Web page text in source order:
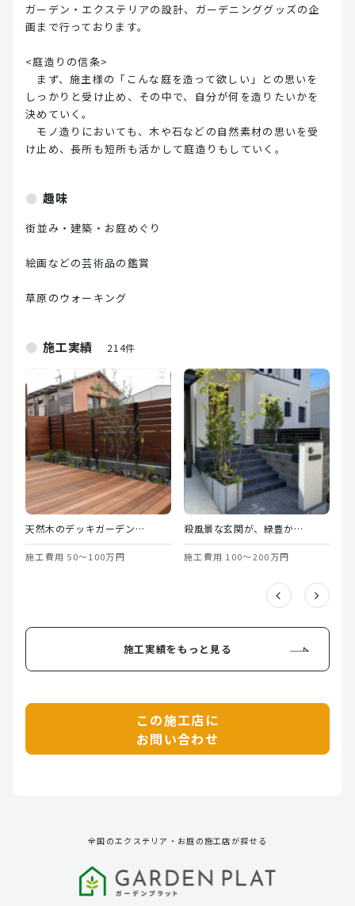
ガーデン・エクステリアの設計、ガーデニンググッズの企
画まで行っております。
<庭造りの信条>
まず、施主様の「こんな庭を造って欲しい」との思いを
しっかりと受け止め、その中で、自分が何を造りたいかを
決めていく。
モノ造りにおいても、木や石などの自然素材の思いを受
け止め、長所も短所も活かして庭造りもしていく。
趣味
街並み・建築・お庭めぐり
絵画などの芸術品の鑑賞
草原のウォーキング
施工実績 214件
天然木のデッキガーデン…
施工費用 50～100万円
殺風景な玄関が、緑豊か…
施工費用 100～200万円
施工実績をもっと見る
この施工店に
お問い合わせ
全国のエクステリア・お庭の施工店が探せる